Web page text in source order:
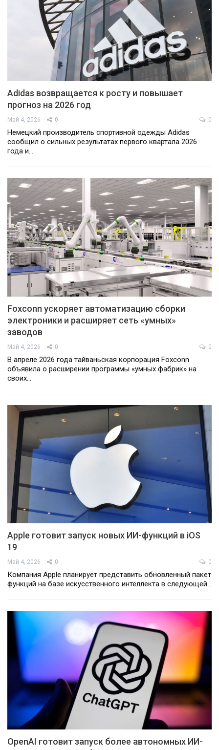
Adidas возвращается к росту и повышает
прогноз на 2026 год
Май 4, 2026 0 0
Немецкий производитель спортивной одежды Adidas
сообщил о сильных результатах первого квартала 2026
года и…
Foxconn ускоряет автоматизацию сборки
электроники и расширяет сеть «умных»
заводов
Май 4, 2026 0 0
В апреле 2026 года тайваньская корпорация Foxconn
объявила о расширении программы «умных фабрик» на
своих…
Apple готовит запуск новых ИИ-функций в iOS
19
Май 4, 2026 0 0
Компания Apple планирует представить обновленный пакет
функций на базе искусственного интеллекта в следующей…
OpenAI готовит запуск более автономных ИИ-